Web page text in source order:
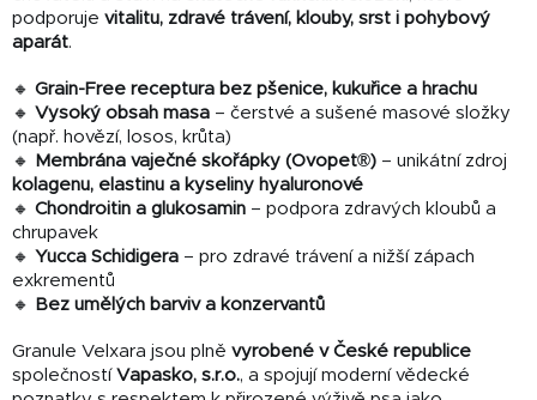
podporuje vitalitu, zdravé trávení, klouby, srst i pohybový
aparát.
🔸 Grain-Free receptura bez pšenice, kukuřice a hrachu
🔸 Vysoký obsah masa – čerstvé a sušené masové složky
(např. hovězí, losos, krůta)
🔸
Membrána vaječné skořápky (Ovopet®) – unikátní zdroj
kolagenu, elastinu a kyseliny hyaluronové
🔸 Chondroitin a glukosamin – podpora zdravých kloubů a
chrupavek
🔸 Yucca Schidigera – pro zdravé trávení a nižší zápach
exkrementů
🔸
Bez umělých barviv a konzervantů
Granule Velxara jsou plně vyrobené v České republice
společností Vapasko, s.r.o., a spojují moderní vědecké